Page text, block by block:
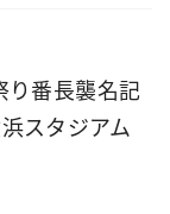
番長襲名記
スタジアム